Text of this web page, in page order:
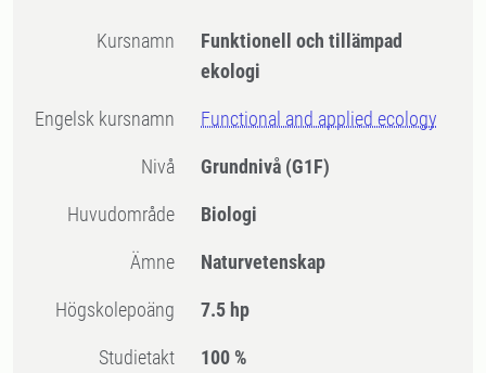
Kursnamn
Funktionell och tillämpad
ekologi
Engelsk kursnamn Functional and applied ecology
Nivå Grundnivå (G1F)
Huvudområde Biologi
Ämne Naturvetenskap
högskolepoäng 7.5 hp
Studietakt 100 %